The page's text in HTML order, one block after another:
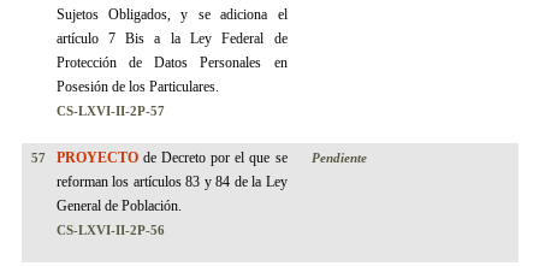
Sujetos Obligados, y se adiciona el
artículo 7 Bis a la Ley Federal de
Protección de Datos Personales en
Posesión de los Particulares.
CS-LXVI-II-2P-57
57 PROYECTOde Decreto por el que se
reforman los artículos 83 y 84 de la Ley
General de Población.
CS-LXVI-II-2P-56
Pendiente